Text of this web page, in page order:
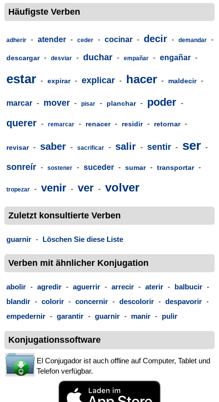
Häufigste Verben
adherir - atender - ceder - cocinar - decir - demandar -
descargar - desviar - duchar - empañar - engañar -
estar - expirar - explicar - hacer - maldecir -
marcar - mover - pisar - planchar - poder -
querer - remarcar - renacer - residir - retornar -
revisar - saber - sacrificar - salir - sentir - ser -
sonreír - sostener - suceder - sumar - transportar -
tropezar - venir - ver - volver
Zuletzt konsultierte Verben
guarnir - Löschen Sie diese Liste
Verben mit ähnlicher Konjugation
abolir - agredir - aguerrir - arrecir - aterir - balbucir -
blandir - colorir - concernir - descolorir - despavorir -
empedernir - garantir - guarnir - manir - pulir
Konjugationssoftware
El Conjugador ist auch offline auf Computer, Tablet und
Telefon verfügbar.